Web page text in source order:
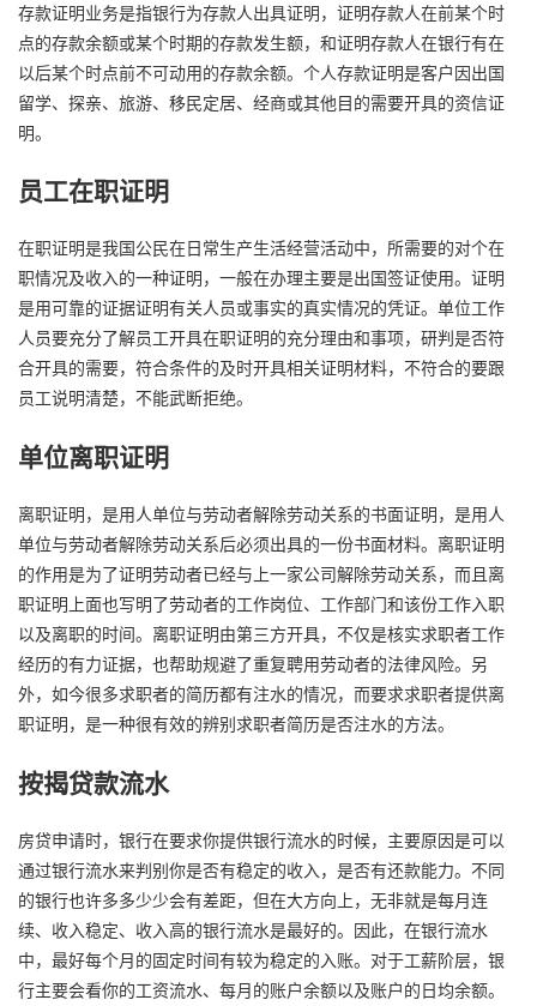
存款证明业务是指银行为存款人出具证明，证明存款人在前某个时
点的存款余额或某个时期的存款发生额，和证明存款人在银行有在
以后某个时点前不可动用的存款余额。个人存款证明是客户因出国
留学、探亲、旅游、移民定居、经商或其他目的需要开具的资信证
明。
员工在职证明
在职证明是我国公民在日常生产生活经营活动中，所需要的对个在
职情况及收入的一种证明，一般在办理主要是出国签证使用。证明
是用可靠的证据证明有关人员或事实的真实情况的凭证。单位工作
人员要充分了解员工开具在职证明的充分理由和事项，研判是否符
合开具的需要，符合条件的及时开具相关证明材料，不符合的要跟
员工说明清楚，不能武断拒绝。
单位离职证明
离职证明，是用人单位与劳动者解除劳动关系的书面证明，是用人
单位与劳动者解除劳动关系后必须出具的一份书面材料。离职证明
的作用是为了证明劳动者已经与上一家公司解除劳动关系，而且离
职证明上面也写明了劳动者的工作岗位、工作部门和该份工作入职
以及离职的时间。离职证明由第三方开具，不仅是核实求职者工作
经历的有力证据，也帮助规避了重复聘用劳动者的法律风险。另
外，如今很多求职者的简历都有注水的情况，而要求求职者提供离
职证明，是一种很有效的辨别求职者简历是否注水的方法。
按揭贷款流水
房贷申请时，银行在要求你提供银行流水的时候，主要原因是可以
通过银行流水来判别你是否有稳定的收入，是否有还款能力。不同
的银行也许多多少少会有差距，但在大方向上，无非就是每月连
续、收入稳定、收入高的银行流水是最好的。因此，在银行流水
中，最好每个月的固定时间有较为稳定的入账。对于工薪阶层，银
行主要会看你的工资流水、每月的账户余额以及账户的日均余额。